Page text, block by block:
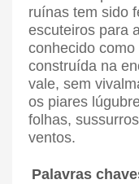
ruínas tem sido
escuteiros para
conhecido
construída na
vale, sem
os piares
folhas,
ventos.
Palavras